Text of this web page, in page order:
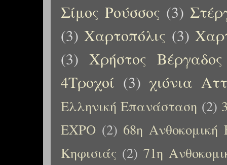
Σίμος Ρούσσος (3)
(3) Χαρτοπόλις (3)
(3) Χρήστος Βέργαδος
4Τροχοί (3) χιόνια
Ελληνική Επανάσταση (2)
EXPO (2) 68η Ανθοκομική
Κηφισιάς (2) 71η